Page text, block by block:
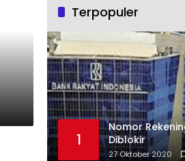
Terpopuler
1
Nomor
Diblokir
27 Oktober 2020